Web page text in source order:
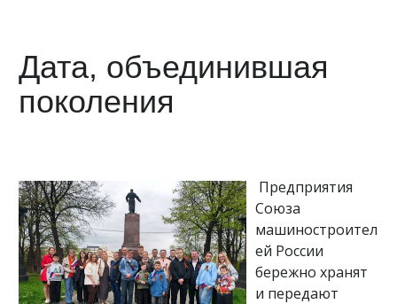
Дата, объединившая
поколения
Предприятия
Союза
машиностроител
ей России
бережно хранят
и передают